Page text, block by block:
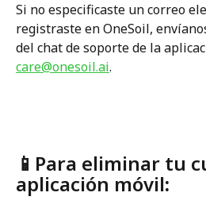
Si no especificaste un correo
registraste en OneSoil,
del chat de soporte de la
care@onesoil.ai.
📱Para eliminar tu
aplicación móvil: